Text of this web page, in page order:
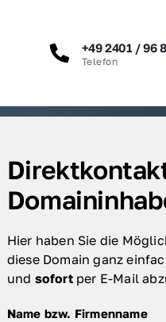
+49 2401 / 96
Telefon
Hier haben Sie die
diese Domain ganz
und sofort per E-Mail
Name bzw. Firmenname
Name bzw. Firmenname